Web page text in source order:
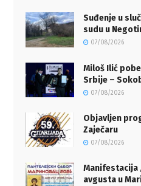
Suđenje u
sudu u
07/08/2026
Miloš Ilić
Srbije –
07/08/2026
Objavljen
Zaječaru
07/08/2026
Manifestacija
avgusta u